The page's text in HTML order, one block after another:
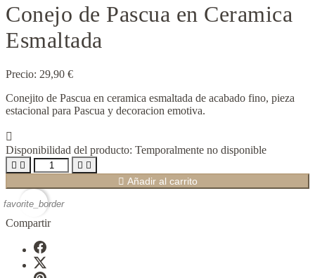
Conejo de Pascua en Ceramica
Esmaltada
Precio: 29,90 €
Conejito de Pascua en ceramica esmaltada de acabado fino, pieza
estacional para Pascua y decoracion emotiva.

Disponibilidad del producto: Temporalmente no disponible
   
 Añadir al carrito
favorite_border
Compartir